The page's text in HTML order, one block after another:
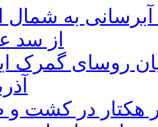
ماده ۲۳ طرح آبرسانی به
از سد
روسای گمرک
هکتار در کشت